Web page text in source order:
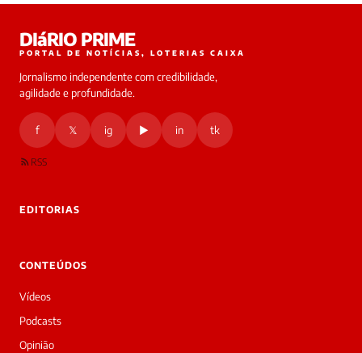
online
Bom
dia!
Sou
a
DIáRIO PRIME
PORTAL DE NOTÍCIAS, LOTERIAS CAIXA
Jornalismo independente com credibilidade,
agilidade e profundidade.
f 𝕏 ig ▶ in tk
RSS
EDITORIAS
CONTEÚDOS
Vídeos
Podcasts
Opinião